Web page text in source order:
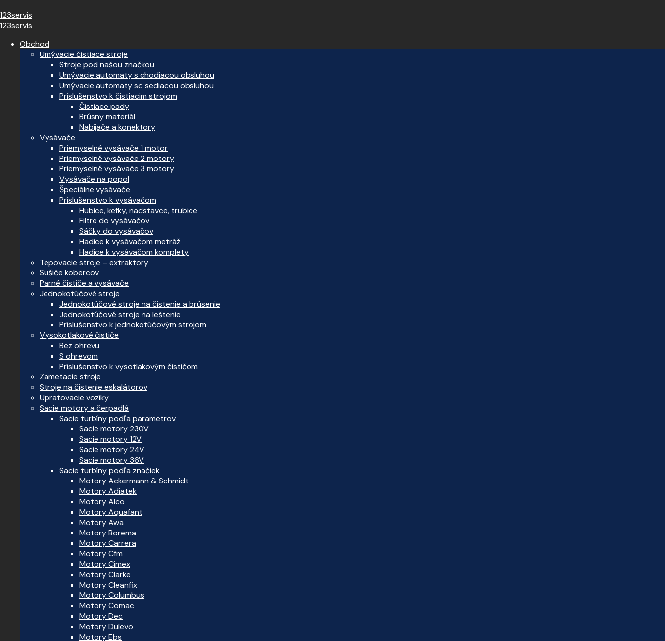
123servis
123servis
Obchod
Umývacie čistiace stroje
Stroje pod našou značkou
Umývacie automaty s chodiacou obsluhou
Umývacie automaty so sediacou obsluhou
Príslušenstvo k čistiacim strojom
Čistiace pady
Brúsny materiál
Nabíjače a konektory
Vysávače
Priemyselné vysávače 1 motor
Priemyselné vysávače 2 motory
Priemyselné vysávače 3 motory
Vysávače na popol
Špeciálne vysávače
Príslušenstvo k vysávačom
Hubice, kefky, nadstavce, trubice
Filtre do vysávačov
Sáčky do vysávačov
Hadice k vysávačom metráž
Hadice k vysávačom komplety
Tepovacie stroje – extraktory
Sušiče kobercov
Parné čističe a vysávače
Jednokotúčové stroje
Jednokotúčové stroje na čistenie a brúsenie
Jednokotúčové stroje na leštenie
Príslušenstvo k jednokotúčovým strojom
Vysokotlakové čističe
Bez ohrevu
S ohrevom
Príslušenstvo k vysotlakovým čističom
Zametacie stroje
Stroje na čistenie eskalátorov
Upratovacie vozíky
Sacie motory a čerpadlá
Sacie turbíny podľa parametrov
Sacie motory 230V
Sacie motory 12V
Sacie motory 24V
Sacie motory 36V
Sacie turbíny podľa značiek
Motory Ackermann & Schmidt
Motory Adiatek
Motory Alco
Motory Aquafant
Motory Awa
Motory Borema
Motory Carrera
Motory Cfm
Motory Cimex
Motory Clarke
Motory Cleanfix
Motory Columbus
Motory Comac
Motory Dec
Motory Dulevo
Motory Ebs